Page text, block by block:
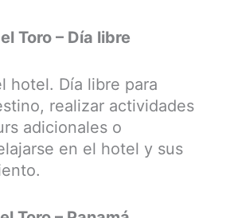
Toro – Día libre
hotel. Día libre para
realizar actividades
adicionales o
en el hotel y sus